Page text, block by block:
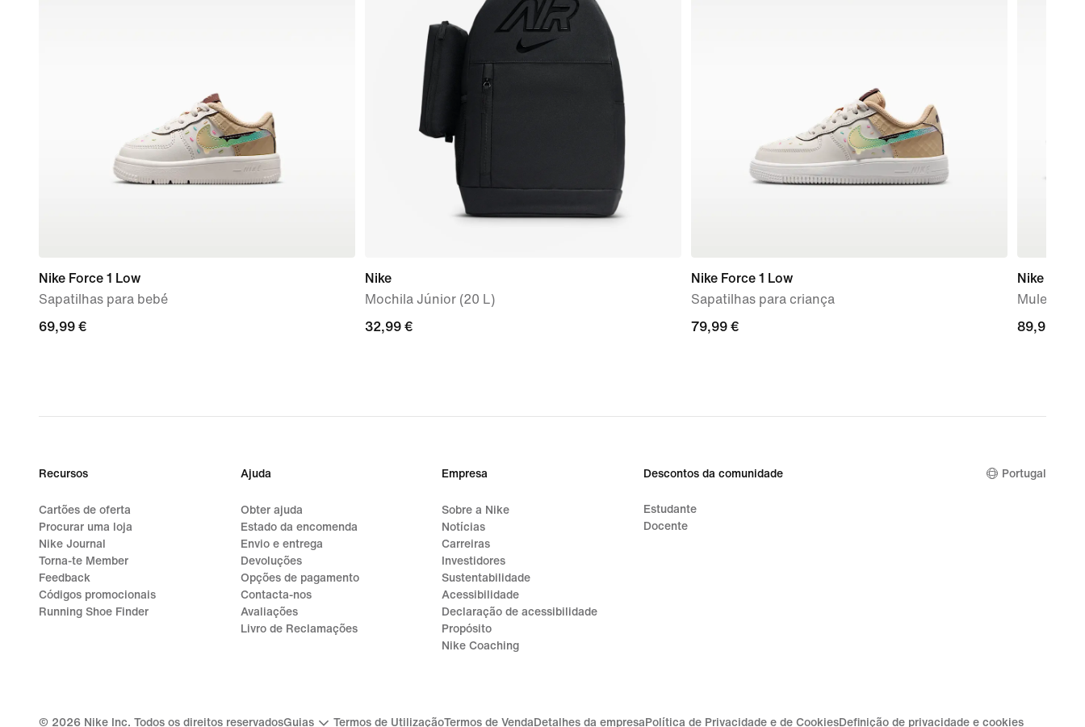
Nike Force 1 Low
Sapatilhas para bebé
69,99
69,99 €
Nike
Mochila Júnior (20 L)
32,99
32,99 €
Nike Force 1 Low
Sapatilhas para criança
79,99
79,99 €
Nike Mind
Mules
89,99
89,99 €
Recursos
Cartões de oferta
Procurar uma loja
Nike Journal
Torna-te Member
Feedback
Códigos promocionais
Running Shoe Finder
Ajuda
Obter ajuda
Estado da encomenda
Envio e entrega
Devoluções
Opções de pagamento
Contacta-nos
Avaliações
Livro de Reclamações
Empresa
Sobre a Nike
Notícias
Carreiras
Investidores
Sustentabilidade
Acessibilidade
Declaração de acessibilidade
Propósito
Nike Coaching
Descontos da comunidade
Estudante
Docente
Portugal
© 2026 Nike Inc. Todos os direitos reservadosGuias Termos de UtilizaçãoTermos de Venda Detalhes da empresa Política de Privacidade e de CookiesDefinição de privacidade e cookies